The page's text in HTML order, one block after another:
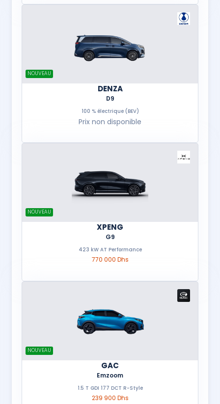
NOUVEAU
DENZA
D9
100 % électrique (BEV)
Prix non disponible
NOUVEAU
XPENG
G9
423 kW AT Performance
770 000 Dhs
NOUVEAU
GAC
Emzoom
1.5 T GDI 177 DCT R-Style
239 900 Dhs